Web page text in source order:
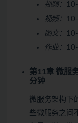
视频：
视频：
图文：
作业：
第11章 微服
分钟
微服务架构下
些微服务之间